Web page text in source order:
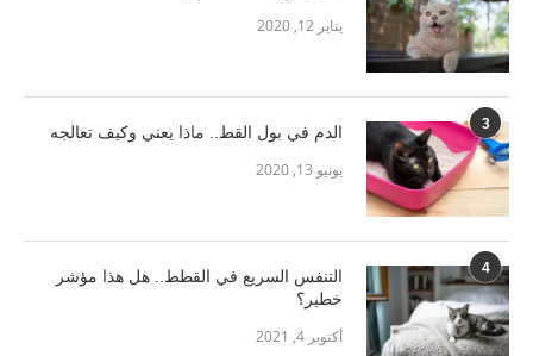
يناير 12, 2020
3 الدم في بول القط.. ماذا يعني وكيف تعالجه
يونيو 13, 2020
4
التنفس السريع في القطط.. هل هذا مؤشر
خطير؟
أكتوبر 4, 2021